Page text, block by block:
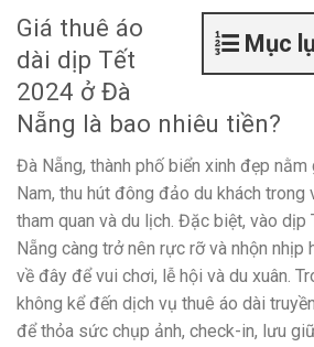
Mục
Giá thuê áo
dài dịp Tết
2024 ở Đà
Nẵng là bao nhiêu tiền?
Đà Nẵng, thành phố biển xinh đẹp
Nam, thu hút đông đảo du khách trong
tham quan và du lịch. Đặc biệt, vào dịp
Nẵng càng trở nên rực rỡ và nhộn
về đây để vui chơi, lễ hội và du xuân.
không kể đến dịch vụ thuê áo dài
để thỏa sức chụp ảnh, check-in, lưu